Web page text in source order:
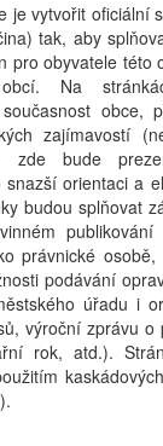
je vytvořit oficiální
tak, aby
pro obyvatele této
Na
obce,
zajímavostí
bude
orientaci a
budou splňovat
publikování
právnické osobě,
podávání
úřadu i
výroční zprávu
rok, atd.).